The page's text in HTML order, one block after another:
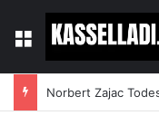
Menu